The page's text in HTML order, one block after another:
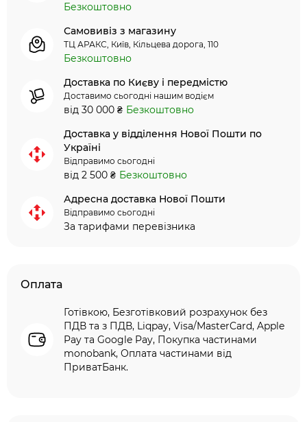
Безкоштовно
Самовивіз з магазину
ТЦ АРАКС, Київ, Кільцева дорога, 110
Безкоштовно
Доставка по Києву і передмістю
Доставимо сьогодні нашим водієм
від 30 000 ₴ Безкоштовно
Доставка у відділення Нової Пошти по
Україні
Відправимо сьогодні
від 2 500 ₴ Безкоштовно
Адресна доставка Нової Пошти
Відправимо сьогодні
За тарифами перевізника
Оплата
Готівкою, Безготівковий розрахунок без
ПДВ та з ПДВ, Liqpay, Visa/MasterCard, Apple
Pay та Google Pay, Покупка частинами
monobank, Оплата частинами від
ПриватБанк.